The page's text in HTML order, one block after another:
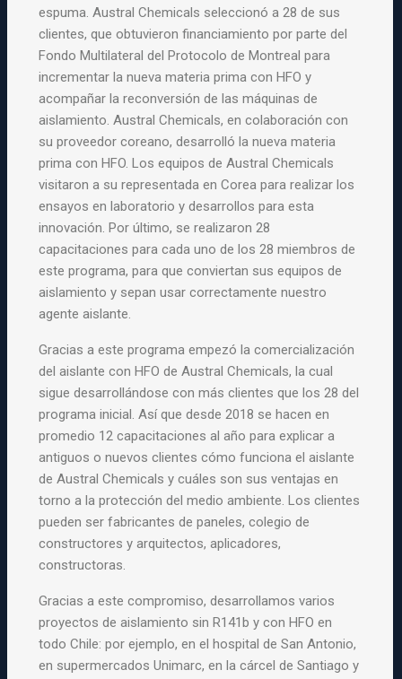
espuma. Austral Chemicals seleccionó a 28 de sus
clientes, que obtuvieron financiamiento por parte del
Fondo Multilateral del Protocolo de Montreal para
incrementar la nueva materia prima con HFO y
acompañar la reconversión de las máquinas de
aislamiento. Austral Chemicals, en colaboración con
su proveedor coreano, desarrolló la nueva materia
prima con HFO. Los equipos de Austral Chemicals
visitaron a su representada en Corea para realizar los
ensayos en laboratorio y desarrollos para esta
innovación. Por último, se realizaron 28
capacitaciones para cada uno de los 28 miembros de
este programa, para que conviertan sus equipos de
aislamiento y sepan usar correctamente nuestro
agente aislante.
Gracias a este programa empezó la comercialización
del aislante con HFO de Austral Chemicals, la cual
sigue desarrollándose con más clientes que los 28 del
programa inicial. Así que desde 2018 se hacen en
promedio 12 capacitaciones al año para explicar a
antiguos o nuevos clientes cómo funciona el aislante
de Austral Chemicals y cuáles son sus ventajas en
torno a la protección del medio ambiente. Los clientes
pueden ser fabricantes de paneles, colegio de
constructores y arquitectos, aplicadores,
constructoras.
Gracias a este compromiso, desarrollamos varios
proyectos de aislamiento sin R141b y con HFO en
todo Chile: por ejemplo, en el hospital de San Antonio,
en supermercados Unimarc, en la cárcel de Santiago y